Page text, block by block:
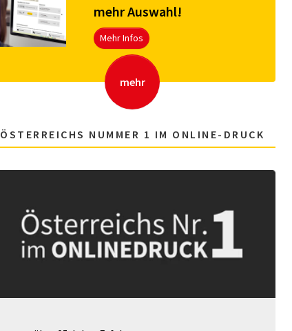
mehr Aus­wahl!
Mehr Infos
mehr
ÖSTERREICHS NUMMER 1 IM ONLINE-DRUCK